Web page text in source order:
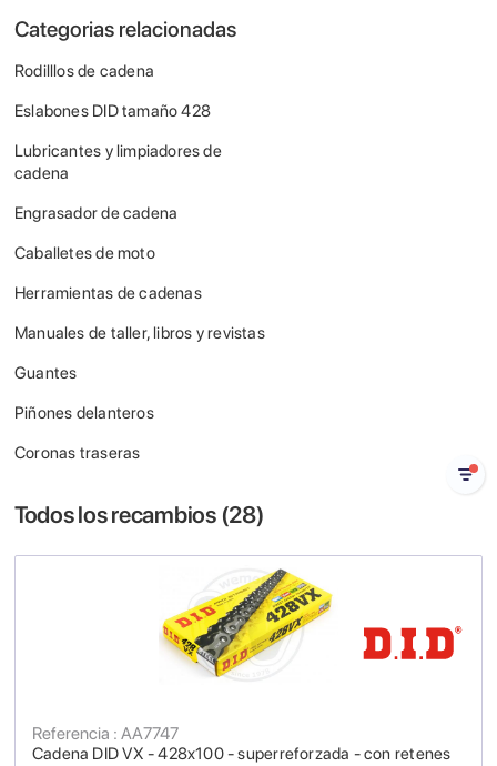
Categorias relacionadas
Rodilllos de cadena
Eslabones DID tamaño 428
Lubricantes y limpiadores de
cadena
Engrasador de cadena
Caballetes de moto
Herramientas de cadenas
Manuales de taller, libros y revistas
Guantes
Piñones delanteros
Coronas traseras
Todos los recambios (28)
Cadena DID VX - 428x100 - superreforzada - con retenes
Referencia : AA7747